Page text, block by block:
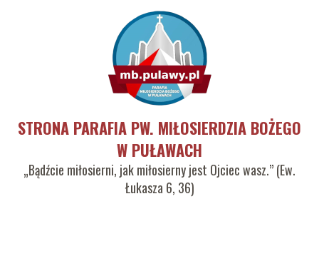
STRONA PARAFIA PW. MIŁOSIERDZIA BOŻEGO
W PUŁAWACH
„Bądźcie miłosierni, jak miłosierny jest Ojciec wasz.” (Ew.
Łukasza 6, 36)